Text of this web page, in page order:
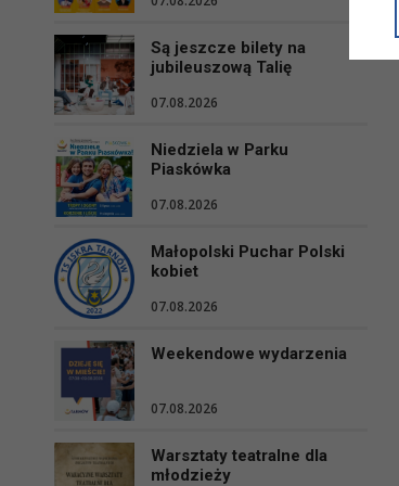
Są jeszcze bilety na
jubileuszową Talię
07.08.2026
Niedziela w Parku
Piaskówka
07.08.2026
Małopolski Puchar Polski
kobiet
07.08.2026
Weekendowe wydarzenia
07.08.2026
Warsztaty teatralne dla
młodzieży